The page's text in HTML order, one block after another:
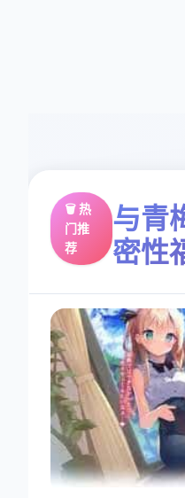
🗑️ 热
门推
荐
与青
密性